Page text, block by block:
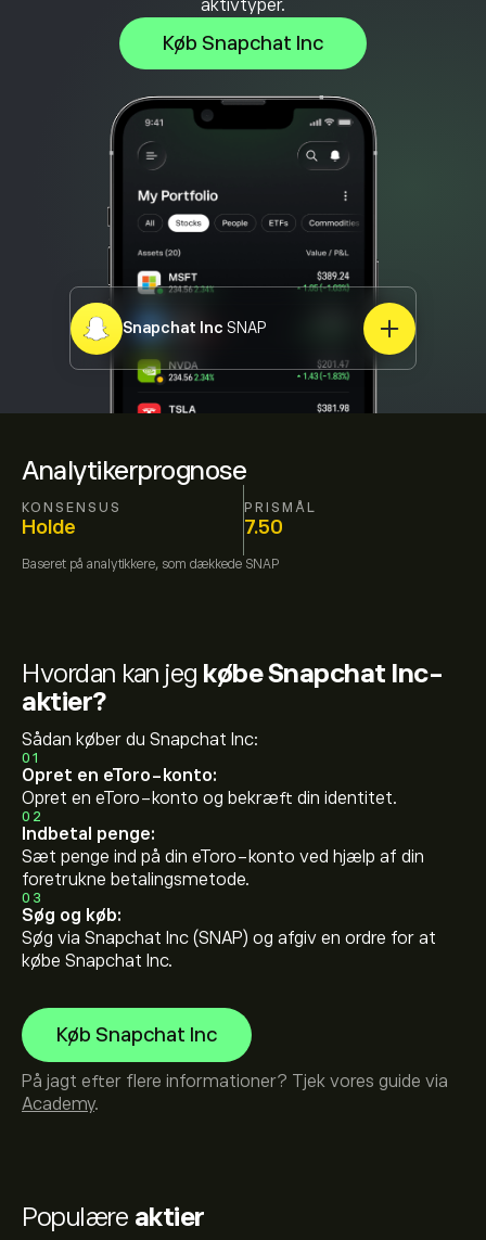
Analytikerprognose
KONSENSUS
Holde
PRISMÅL
7.50
Baseret på analytikkere, som dækkede SNAP
aktivtyper.
Køb Snapchat Inc
Snapchat Inc SNAP
Populære aktier
Hvordan kan jeg købe Snapchat Inc-
aktier?
Sådan køber du Snapchat Inc:
01
Opret en eToro-konto:
Opret en eToro-konto og bekræft din identitet.
02
Indbetal penge:
Sæt penge ind på din eToro-konto ved hjælp af din
foretrukne betalingsmetode.
03
Søg og køb:
Søg via Snapchat Inc (SNAP) og afgiv en ordre for at
købe Snapchat Inc.
Køb Snapchat Inc
På jagt efter flere informationer? Tjek vores guide via
Academy.